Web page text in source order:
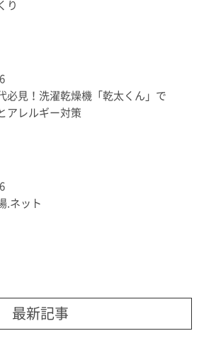
り
必見！洗濯乾燥機「乾太くん」で
アレルギー対策
.ネット
最新記事